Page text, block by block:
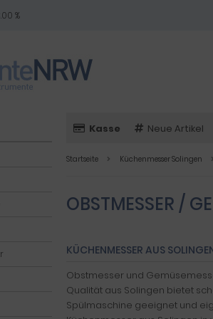
%
Kasse Neue Artikel
Startseite Küchenmesser Solingen
OBSTMESSER /
KÜCHENMESSER AUS
Obstmesser und
Qualität aus Solingen bietet
Spülmaschine geeignet und